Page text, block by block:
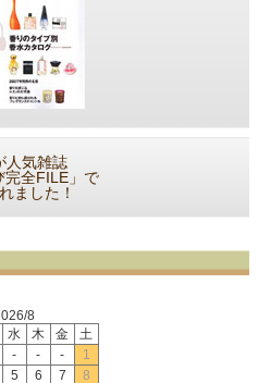
人気雑誌
完全FILE」で
ました！
8
水 木 金
土
- - -
1
5 6 7 8